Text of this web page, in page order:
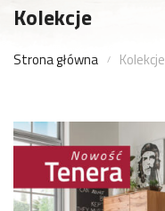
Kolekcje
Strona główna Kolekcje